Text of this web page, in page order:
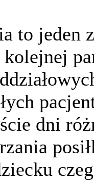
to jeden
dni